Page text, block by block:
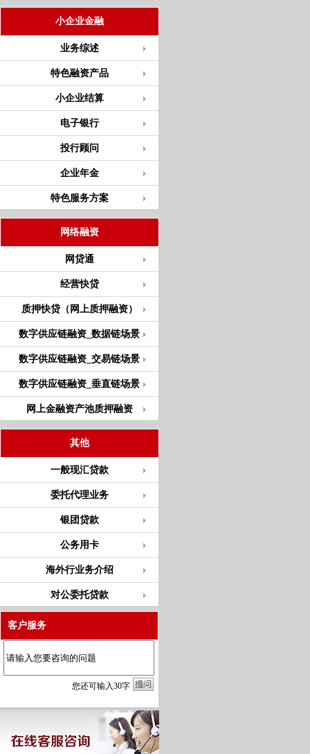
小企业金融
业务综述
特色融资产品
小企业结算
电子银行
投行顾问
企业年金
特色服务方案
网络融资
网贷通
经营快贷
质押快贷（网上质押融资）
数字供应链融资_数据链场景
数字供应链融资_交易链场景
数字供应链融资_垂直链场景
网上金融资产池质押融资
其他
一般现汇贷款
委托代理业务
银团贷款
公务用卡
海外行业务介绍
对公委托贷款
客户服务
您还可输入30字